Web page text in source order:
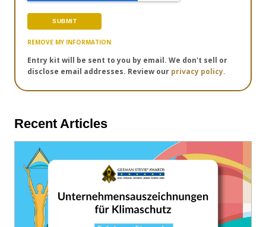
REMOVE MY INFORMATION
Entry kit will be sent to you by email. We don't sell or
disclose email addresses. Review our privacy policy.
Recent Articles